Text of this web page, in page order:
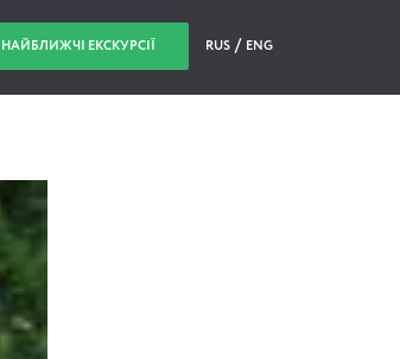
НАЙБЛИЖЧІ ЕКСКУРСІЇ RUS ENG